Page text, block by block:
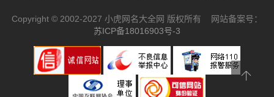
Copyright © 2002-2027 小虎网名大全网 版权所有 网站备案号：
苏ICP备18016903号-3